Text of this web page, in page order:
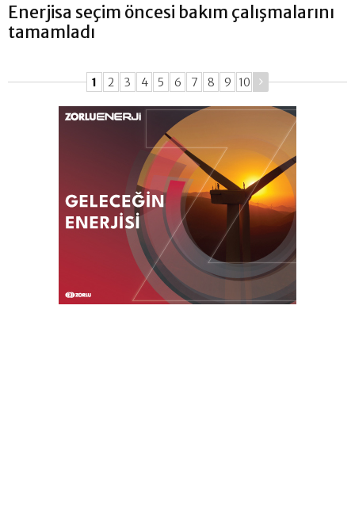
Enerjisa seçim öncesi bakım çalışmalarını
tamamladı
1 2 3 4 5 6 7 8 9 10